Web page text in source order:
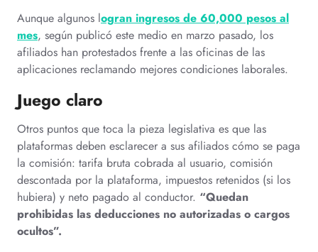
Aunque algunos logran ingresos de 60,000 pesos al
mes, según publicó este medio en marzo pasado, los
afiliados han protestados frente a las oficinas de las
aplicaciones reclamando mejores condiciones laborales.
Juego claro
Otros puntos que toca la pieza legislativa es que las
plataformas deben esclarecer a sus afiliados cómo se paga
la comisión: tarifa bruta cobrada al usuario, comisión
descontada por la plataforma, impuestos retenidos (si los
hubiera) y neto pagado al conductor. “Quedan
prohibidas las deducciones no autorizadas o cargos
ocultos”.